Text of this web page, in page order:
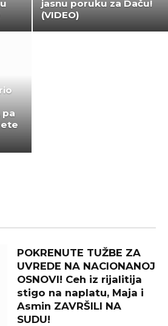
jasnu poruku za Daču!
(VIDEO)
pa
POKRENUTE TUŽBE ZA
UVREDE NA NACIONANOJ
OSNOVI! Ceh iz rijalitija
stigo na naplatu, Maja i
Asmin ZAVRŠILI NA
SUDU!